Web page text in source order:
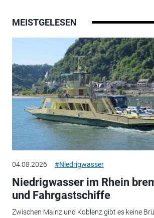
MEISTGELESEN
04.08.2026 #Niedrigwasser
Niedrigwasser im Rhein
und Fahrgastschiffe
Zwischen Mainz und Koblenz gibt es keine